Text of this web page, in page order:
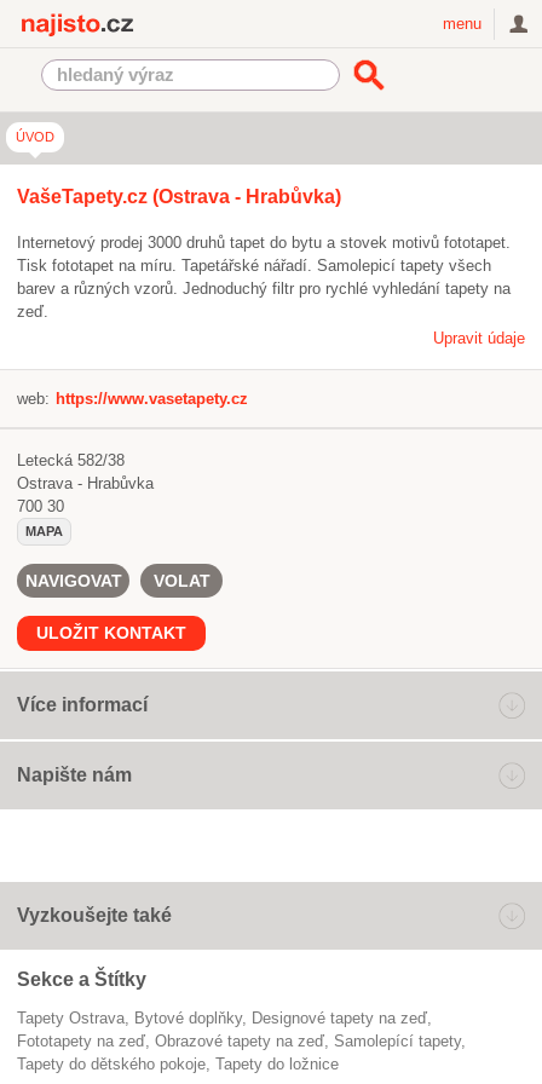
menu
ÚVOD
VašeTapety.cz (Ostrava - Hrabůvka)
Internetový prodej 3000 druhů tapet do bytu a stovek motivů fototapet.
Tisk fototapet na míru. Tapetářské nářadí. Samolepicí tapety všech
barev a různých vzorů. Jednoduchý filtr pro rychlé vyhledání tapety na
zeď.
Upravit údaje
web: https://www.vasetapety.cz
Letecká 582/38
Ostrava - Hrabůvka
700 30
MAPA
NAVIGOVAT VOLAT
ULOŽIT KONTAKT
Více informací
Napište nám
Vyzkoušejte také
Sekce a Štítky
Tapety Ostrava Bytové doplňky
designové tapety na zeď
fototapety na zeď
obrazové tapety na zeď
samolepící tapety
tapety do dětského pokoje
tapety do ložnice